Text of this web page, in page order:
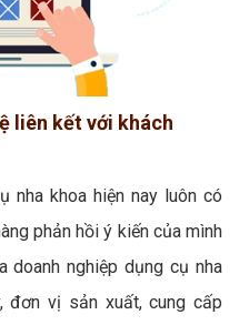
liên kết với khách
nha khoa hiện nay luôn có
phản hồi ý kiến của mình
doanh nghiệp dụng cụ nha
đơn vị sản xuất, cung cấp